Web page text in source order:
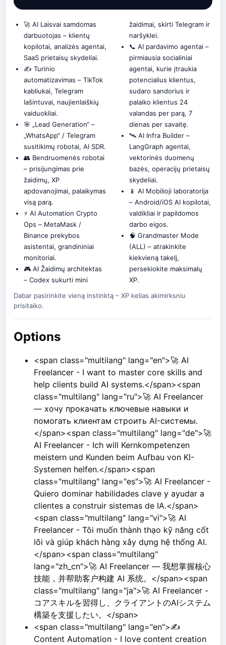
🚀 AI Laisvai samdomas
darbuotojas – klientų
kopilotai, analizės agentai,
SaaS prietaisų skydeliai.
✍️ Turinio
automatizavimas – TikTok
kabliukai, Telegram
lašintuvai, naujienlaiškių
vaiduokliai.
🎯 „Lead Generation“ –
„WhatsApp“ / Telegram
susitikimų robotai, AI SDR.
👥 Bendruomenės robotai
– prisijungimas prie
žaidimų, XP
apdovanojimai, palaikymas
visą parą.
⚡ AI Automation Crypto
Ops – MetaMask /
Binance prekybos
asistentai, grandininiai
monitoriai.
🎮 AI Žaidimų architektas
– Codex sukurti mini
žaidimai, skirti Telegram ir
naršyklei.
📞 AI pardavimo agentai –
pirmiausia socialiniai
agentai, kurie įtraukia
potencialius klientus,
sudaro sandorius ir
palaiko klientus 24
valandas per parą, 7
dienas per savaitę.
🛰️ AI Infra Builder –
LangGraph agentai,
vektorinės duomenų
bazės, operacijų prietaisų
skydeliai.
📱 AI Mobilioji laboratorija
– Android/iOS AI kopilotai,
valdikliai ir papildomos
darbo eigos.
🧠 Grandmaster Mode
(ALL) – atrakinkite
kiekvieną takelį,
persekiokite maksimalų
XP.
Dabar pasirinkite vieną instinktą – XP kelias akimirksniu
prisitaiko.
Options
<span class="multilang" lang="en">🚀 AI
Freelancer - I want to master core skills and
help clients build AI systems.</span><span
class="multilang" lang="ru">🚀 AI Freelancer
— хочу прокачать ключевые навыки и
помогать клиентам строить AI-системы.
</span><span class="multilang" lang="de">🚀
AI Freelancer - Ich will Kernkompetenzen
meistern und Kunden beim Aufbau von KI-
Systemen helfen.</span><span
class="multilang" lang="es">🚀 AI Freelancer -
Quiero dominar habilidades clave y ayudar a
clientes a construir sistemas de IA.</span>
<span class="multilang" lang="vi">🚀 AI
Freelancer - Tôi muốn thành thạo kỹ năng cốt
lõi và giúp khách hàng xây dựng hệ thống AI.
</span><span class="multilang"
lang="zh_cn">🚀 AI Freelancer — 我想掌握核心
技能，并帮助客户构建 AI 系统。</span><span
class="multilang" lang="ja">🚀 AI Freelancer -
コアスキルを習得し、クライアントのAIシステム
構築を支援したい。</span>
<span class="multilang" lang="en">✍️
Content Automation - I love content creation